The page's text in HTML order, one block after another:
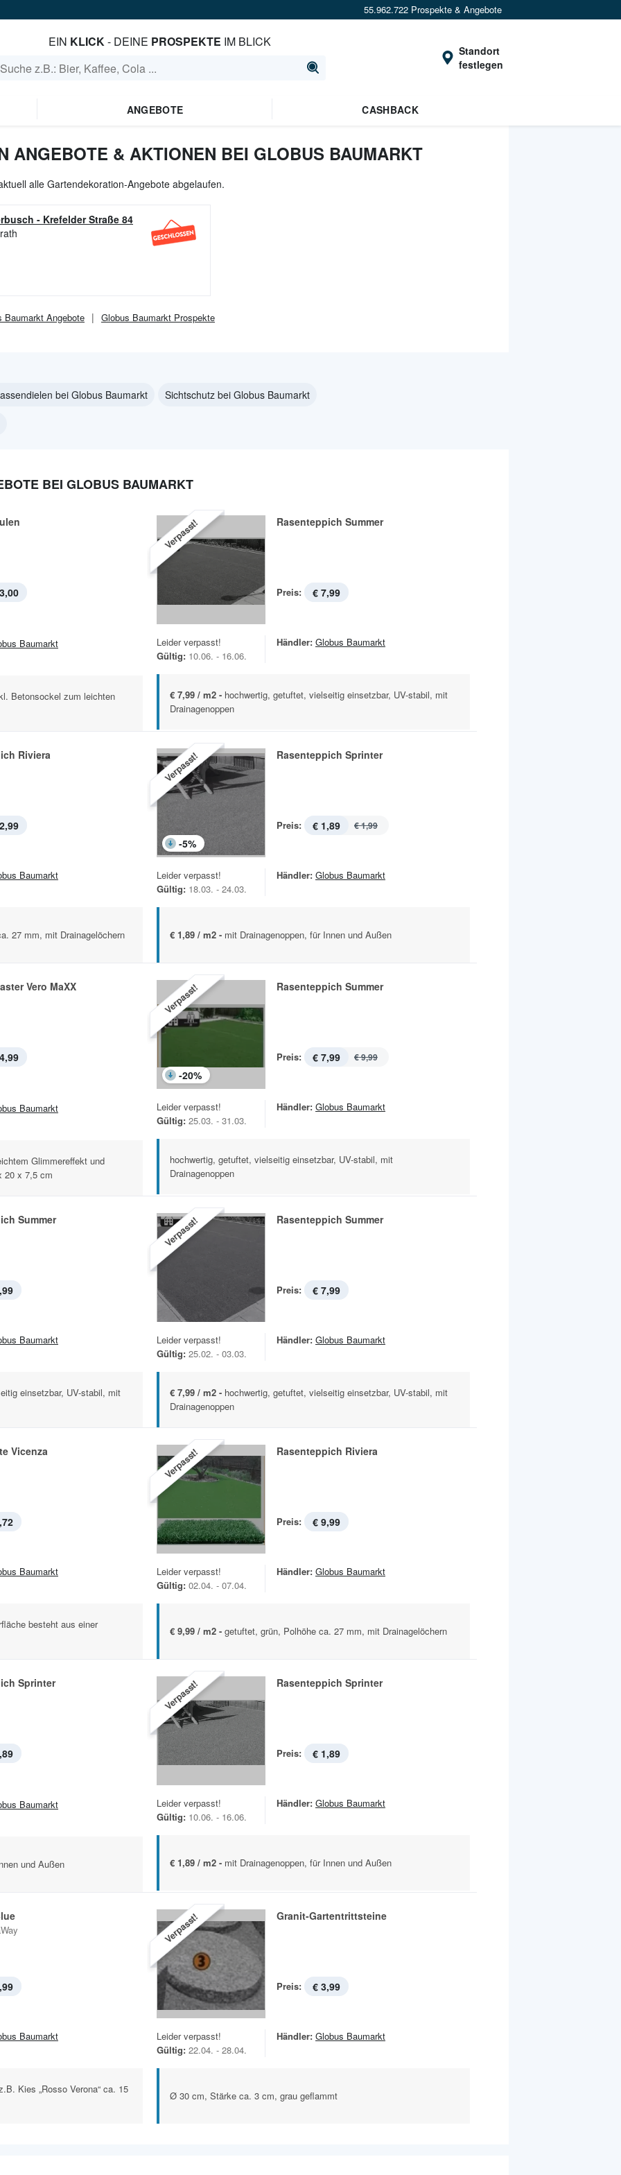
55.962.722 Prospekte & Angebote
EIN KLICK- DEINE PROSPEKTE IM BLICK
Standort
festlegen
ANGEBOTE CASHBACK
ANGEBOTE & AKTIONEN BEI GLOBUS BAUMARKT
alle Gartendekoration-Angebote abgelaufen.
- Krefelder Straße 84
Baumarkt Angebote Globus Baumarkt Prospekte
bei Globus Baumarkt Sichtschutz bei Globus Baumarkt
BEI GLOBUS BAUMARKT
Baumarkt
Betonsockel zum leichten
Verpasst! Rasenteppich Summer
Preis: € 7,99
Leider verpasst!
Gültig: 10.06. - 16.06.
Händler: Globus Baumarkt
€ 7,99 / m2 - hochwertig, getuftet, vielseitig einsetzbar, UV-stabil, mit
Drainagenoppen
Riviera
Baumarkt
27 mm, mit Drainagelöchern
Verpasst!
-5%
Rasenteppich Sprinter
Preis: € 1,89 € 1,99
Leider verpasst!
Gültig: 18.03. - 24.03.
Händler: Globus Baumarkt
€ 1,89 / m2 - mit Drainagenoppen, für Innen und Außen
Vero MaXX
Baumarkt
Glimmereffekt und
20 x 7,5 cm
Verpasst!
-20%
Rasenteppich Summer
Preis: € 7,99 € 9,99
Leider verpasst!
Gültig: 25.03. - 31.03.
Händler: Globus Baumarkt
hochwertig, getuftet, vielseitig einsetzbar, UV-stabil, mit
Drainagenoppen
Summer
Baumarkt
einsetzbar, UV-stabil, mit
Verpasst! Rasenteppich Summer
Preis: € 7,99
Leider verpasst!
Gültig: 25.02. - 03.03.
Händler: Globus Baumarkt
€ 7,99 / m2 - hochwertig, getuftet, vielseitig einsetzbar, UV-stabil, mit
Drainagenoppen
Vicenza
Baumarkt
besteht aus einer
Verpasst! Rasenteppich Riviera
Preis: € 9,99
Leider verpasst!
Gültig: 02.04. - 07.04.
Händler: Globus Baumarkt
€ 9,99 / m2 - getuftet, grün, Polhöhe ca. 27 mm, mit Drainagelöchern
Sprinter
Baumarkt
und Außen
Verpasst! Rasenteppich Sprinter
Preis: € 1,89
Leider verpasst!
Gültig: 10.06. - 16.06.
Händler: Globus Baumarkt
€ 1,89 / m2 - mit Drainagenoppen, für Innen und Außen
Baumarkt
Kies „Rosso Verona“ ca. 15
Verpasst! Granit-Gartentrittsteine
Preis: € 3,99
Leider verpasst!
Gültig: 22.04. - 28.04.
Händler: Globus Baumarkt
Ø 30 cm, Stärke ca. 3 cm, grau geflammt